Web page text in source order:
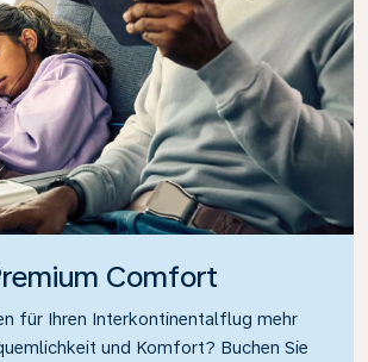
Comfort
für Ihren Interkontinentalflug mehr
und Komfort? Buchen Sie